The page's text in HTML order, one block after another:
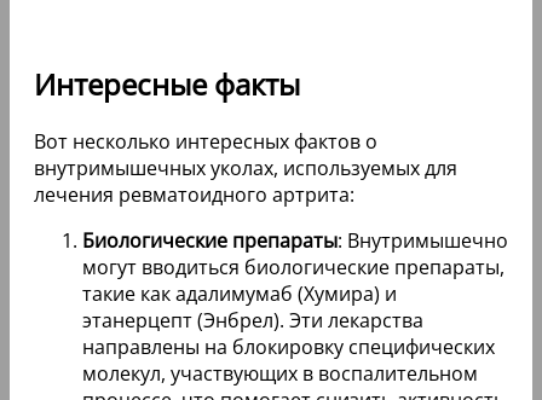
Интересные факты
Вот несколько интересных фактов о
внутримышечных уколах, используемых для
лечения ревматоидного артрита:
Биологические препараты: Внутримышечно
могут вводиться биологические препараты,
такие как адалимумаб (Хумира) и
этанерцепт (Энбрел). Эти лекарства
направлены на блокировку специфических
молекул, участвующих в воспалительном